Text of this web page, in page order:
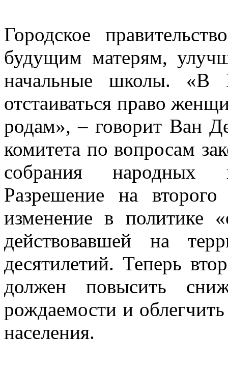
Городское
будущим матерям,
начальные школы. «В
отстаиваться право
родам», – говорит Ван
комитета по вопросам
собрания
Разрешение на
изменение в политике
действовавшей на
десятилетий. Теперь
должен повысить
рождаемости и
населения.